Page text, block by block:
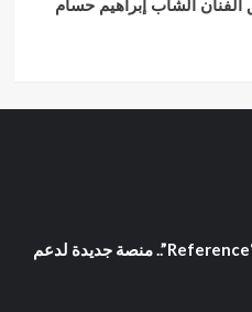
الشاب إبراهيم حسام
آلاء الرفاعي تعلن انطلاق معرض “Reference”.. منصة جديدة لدعم